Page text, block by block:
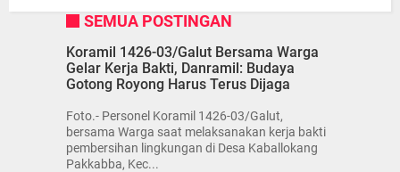
SEMUA POSTINGAN
Koramil 1426-03/Galut Bersama Warga
Gelar Kerja Bakti, Danramil: Budaya
Gotong Royong Harus Terus Dijaga
Foto.- Personel Koramil 1426-03/Galut,
bersama Warga saat melaksanakan kerja bakti
pembersihan lingkungan di Desa Kaballokang
Pakkabba, Kec...